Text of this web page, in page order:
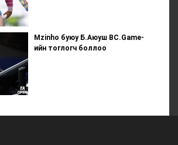
Mzinho буюу Б.Аюуш BC.Game-
ийн тоглогч боллоо